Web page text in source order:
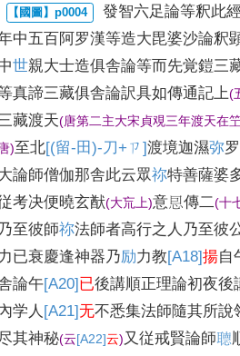
發智六足論等釈此
中五 百阿罗漢等造大毘婆沙論釈
世親大士造俱舎論等而先覚鎧三
真諦三藏俱舎論訳具如傳通記上(
藏渡天(唐第二主大宋貞覌三年渡天在
)至北[(留-田)-刀+ㄗ]渡境迦濕弥
論師僧伽那舎此云眾祢特善薩婆
考决便曉玄猷(大巟上)意㤙傳二(十
乃至彼師祢法師者高行之人乃至彼
已衰慶逢神器乃励力教[A18]揚自
論午[A20] 已後講順正理論初夜後
学人 [A21]无不悉集法師隨其所說
其神秘(云[A22]云)又従戒賢論師𦗟